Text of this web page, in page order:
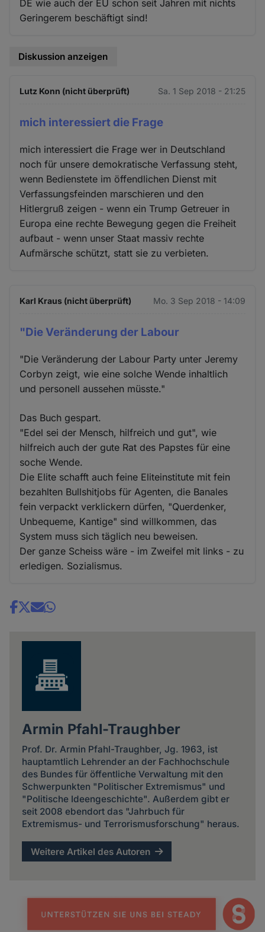
DE wie auch der EU schon seit Jahren mit nichts
Geringerem beschäftigt sind!
Diskussion anzeigen
Lutz Konn (nicht überprüft) Sa. 1 Sep 2018 - 21:25
mich interessiert die Frage
mich interessiert die Frage wer in Deutschland
noch für unsere demokratische Verfassung steht,
wenn Bedienstete im öffendlichen Dienst mit
Verfassungsfeinden marschieren und den
Hitlergruß zeigen - wenn ein Trump Getreuer in
Europa eine rechte Bewegung gegen die Freiheit
aufbaut - wenn unser Staat massiv rechte
Aufmärsche schützt, statt sie zu verbieten.
Karl Kraus (nicht überprüft) Mo. 3 Sep 2018 - 14:09
"Die Veränderung der Labour
"Die Veränderung der Labour Party unter Jeremy
Corbyn zeigt, wie eine solche Wende inhaltlich
und personell aussehen müsste."
Das Buch gespart.
"Edel sei der Mensch, hilfreich und gut", wie
hilfreich auch der gute Rat des Papstes für eine
soche Wende.
Die Elite schafft auch feine Eliteinstitute mit fein
bezahlten Bullshitjobs für Agenten, die Banales
fein verpackt verklickern dürfen, "Querdenker,
Unbequeme, Kantige" sind willkommen, das
System muss sich täglich neu beweisen.
Der ganze Scheiss wäre - im Zweifel mit links - zu
erledigen. Sozialismus.
Share
Armin Pfahl-Traughber
Prof. Dr. Armin Pfahl-Traughber, Jg. 1963, ist
hauptamtlich Lehrender an der Fachhochschule
des Bundes für öffentliche Verwaltung mit den
Schwerpunkten "Politischer Extremismus" und
"Politische Ideengeschichte". Außerdem gibt er
seit 2008 ebendort das "Jahrbuch für
Extremismus- und Terrorismusforschung" heraus.
Weitere Artikel des Autoren